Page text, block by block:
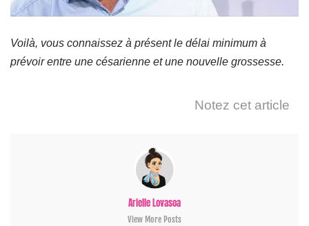
Voilà, vous connaissez à présent le délai minimum à
prévoir entre une césarienne et une nouvelle grossesse.
Notez cet article
Arielle Lovasoa
View More Posts